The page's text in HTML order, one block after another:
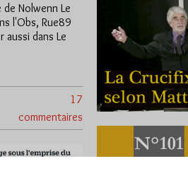
Nolwenn Le
l'Obs, Rue89
aussi dans Le
17
commentaires